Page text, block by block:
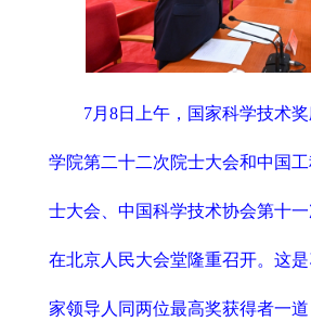
7月8日上午，国家科学技术
学院第二十二次院士大会和中国
士大会、中国科学技术协会第十
在北京人民大会堂隆重召开。这
家领导人同两位最高奖获得者一